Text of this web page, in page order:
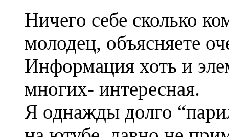
Ничего себе сколько
молодец, объясняете
Информация хоть и
многих- интересная.
Я однажды долго